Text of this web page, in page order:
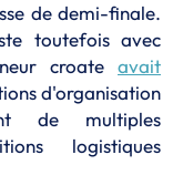
de demi-finale.
toutefois avec
croate avait
d'organisation
de multiples
logistiques